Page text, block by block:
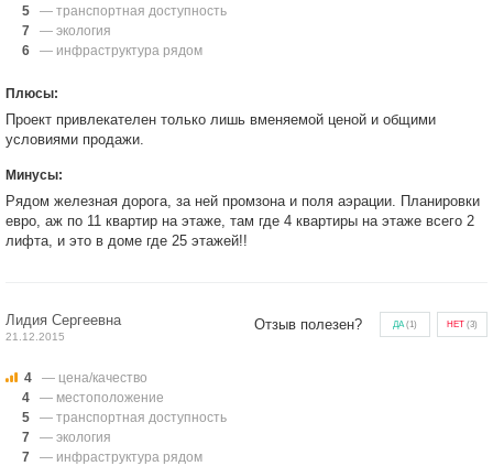
5
— транспортная доступность
7
— экология
6
— инфраструктура рядом
Плюсы:
Проект привлекателен только лишь вменяемой ценой и общими
условиями продажи.
Минусы:
Рядом железная дорога, за ней промзона и поля аэрации. Планировки
евро, аж по 11 квартир на этаже, там где 4 квартиры на этаже всего 2
лифта, и это в доме где 25 этажей!!
Лидия Сергеевна
21.12.2015
Отзыв полезен? ДА(1) НЕТ (3)
4
— цена/качество
4
— местоположение
5
— транспортная доступность
7
— экология
7
— инфраструктура рядом